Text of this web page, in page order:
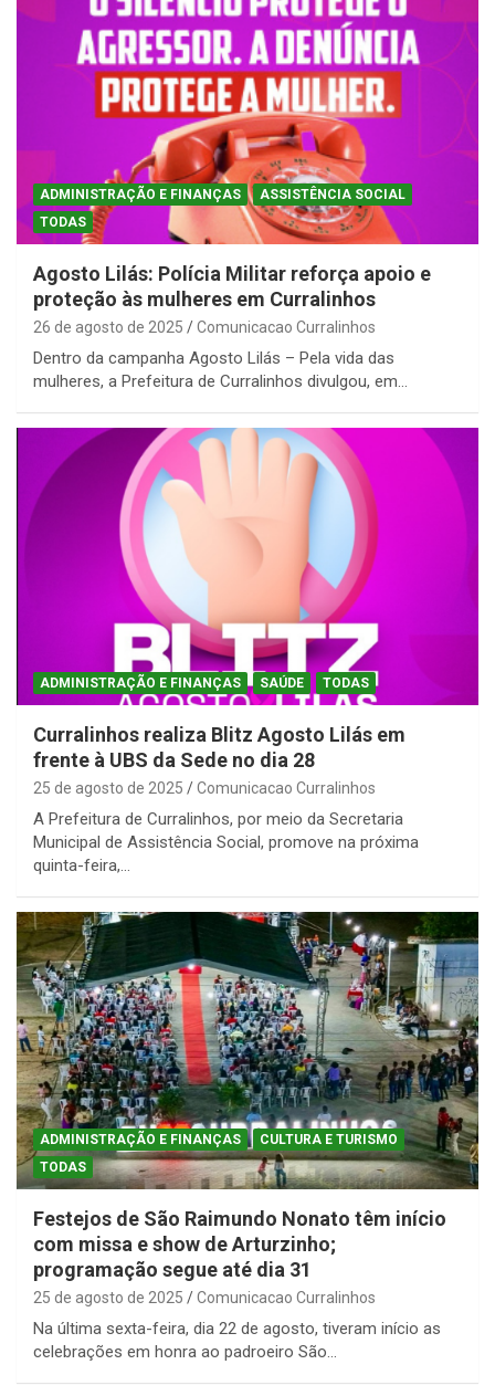
ADMINISTRAÇÃO E FINANÇAS
ASSISTÊNCIA SOCIAL
TODAS
Agosto Lilás: Polícia Militar reforça apoio e
proteção às mulheres em Curralinhos
26 de agosto de 2025 Comunicacao Curralinhos
Dentro da campanha Agosto Lilás – Pela vida das
mulheres, a Prefeitura de Curralinhos divulgou, em…
ADMINISTRAÇÃO E FINANÇAS SAÚDE TODAS
Curralinhos realiza Blitz Agosto Lilás em
frente à UBS da Sede no dia 28
25 de agosto de 2025 Comunicacao Curralinhos
A Prefeitura de Curralinhos, por meio da Secretaria
Municipal de Assistência Social, promove na próxima
quinta-feira,…
ADMINISTRAÇÃO E FINANÇAS
CULTURA E TURISMO
TODAS
Festejos de São Raimundo Nonato têm início
com missa e show de Arturzinho;
programação segue até dia 31
25 de agosto de 2025 Comunicacao Curralinhos
Na última sexta-feira, dia 22 de agosto, tiveram início as
celebrações em honra ao padroeiro São…